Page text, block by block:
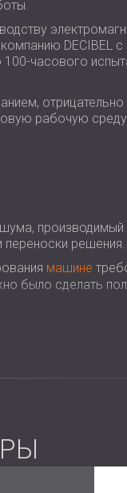
DECIBEL
часового
отрицательно
рабочую
производимый
решения.
машине
было сделать
шума на